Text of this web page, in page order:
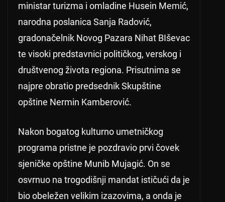
ministar turizma i omladine Husein Memić,
narodna poslanica Sanja Radović,
gradonačelnik Novog Pazara Nihat BIševac
te visoki predstavnici političkog, verskog i
društvenog života regiona. Prisutnima se
najpre obratio predsednik Skupštine
opštine Nermin Kamberović.
Nakon bogatog kulturno umetničkog
programa pristne je pozdravio prvi čovek
sjeničke opštine Munib Mujagić. On se
osvrnuo na trogodišnji mandat ističući da je
bio obeležen velikim izazovima, a onda je